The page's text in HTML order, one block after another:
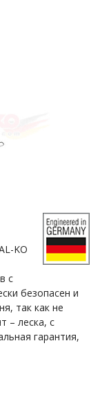
KO
с
безопасен и
так как не
– леска, с
гарантия,